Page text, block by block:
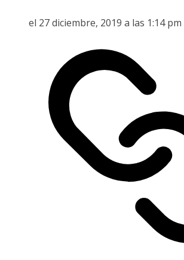
el 27 diciembre, 2019 a las 1:14 pm